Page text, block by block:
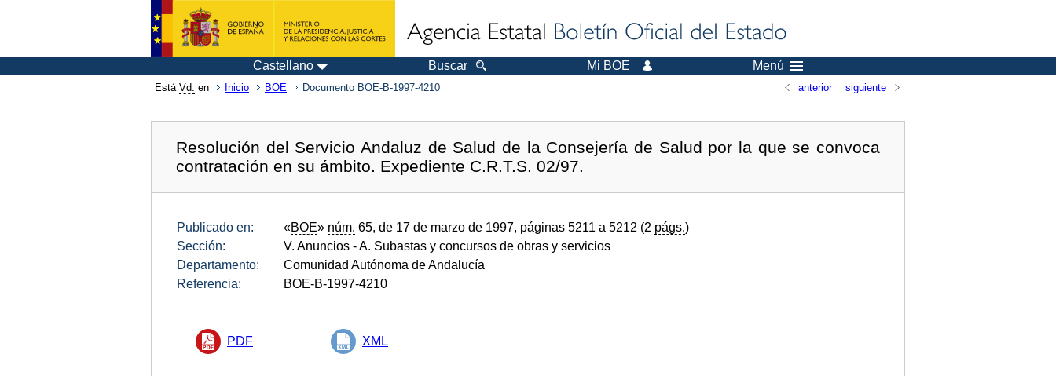
Castellano Buscar Mi BOE Menú
Está Vd. en Inicio BOE Documento BOE-B-1997-4210 anterior siguiente
Resolución del Servicio Andaluz de Salud de la Consejería de Salud por la que se convoca
contratación en su ámbito. Expediente C.R.T.S. 02/97.
Publicado en: «BOE» núm. 65, de 17 de marzo de 1997, páginas 5211 a 5212 (2 págs.)
Sección:
V. Anuncios - A. Subastas y concursos de obras y servicios
Departamento:
Comunidad Autónoma de Andalucía
Referencia:
BOE-B-1997-4210
PDF XML